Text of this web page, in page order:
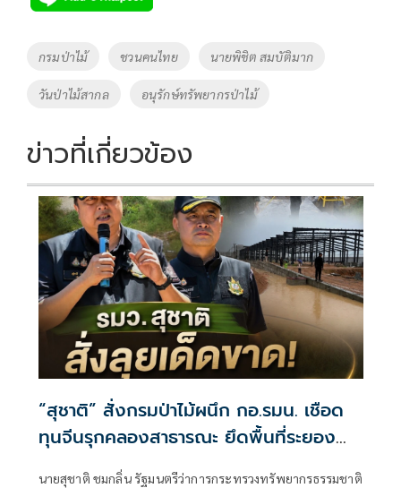
b
o
o
k
er y
Li
k
Tags
กรมป่าไม้ ชวนคนไทย นายพิชิต สมบัติมาก
วันป่าไม้สากล อนุรักษ์ทรัพยากรป่าไม้
ข่าวที่เกี่ยวข้อง
“สุชาติ” สั่งกรมป่าไม้ผนึก กอ.รมน. เชือด
ทุนจีนรุกคลองสาธารณะ ยึดพื้นที่ระยอง
กว่า 4 ไร่ ฟันคดีถึงที่สุด
นายสุชาติ ชมกลิ่น รัฐมนตรีว่าการกระทรวงทรัพยากรธรรมชาติ